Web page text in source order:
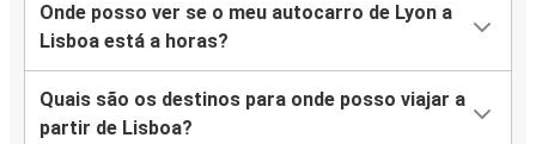
Onde posso ver se o meu autocarro de Lyon a
Lisboa está a horas?
Quais são os destinos para onde posso viajar a
partir de Lisboa?